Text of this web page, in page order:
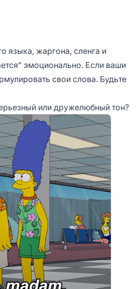
языка, жаргона, сленга и
эмоционально. Если ваши
свои слова. Будьте
или дружелюбный тон?